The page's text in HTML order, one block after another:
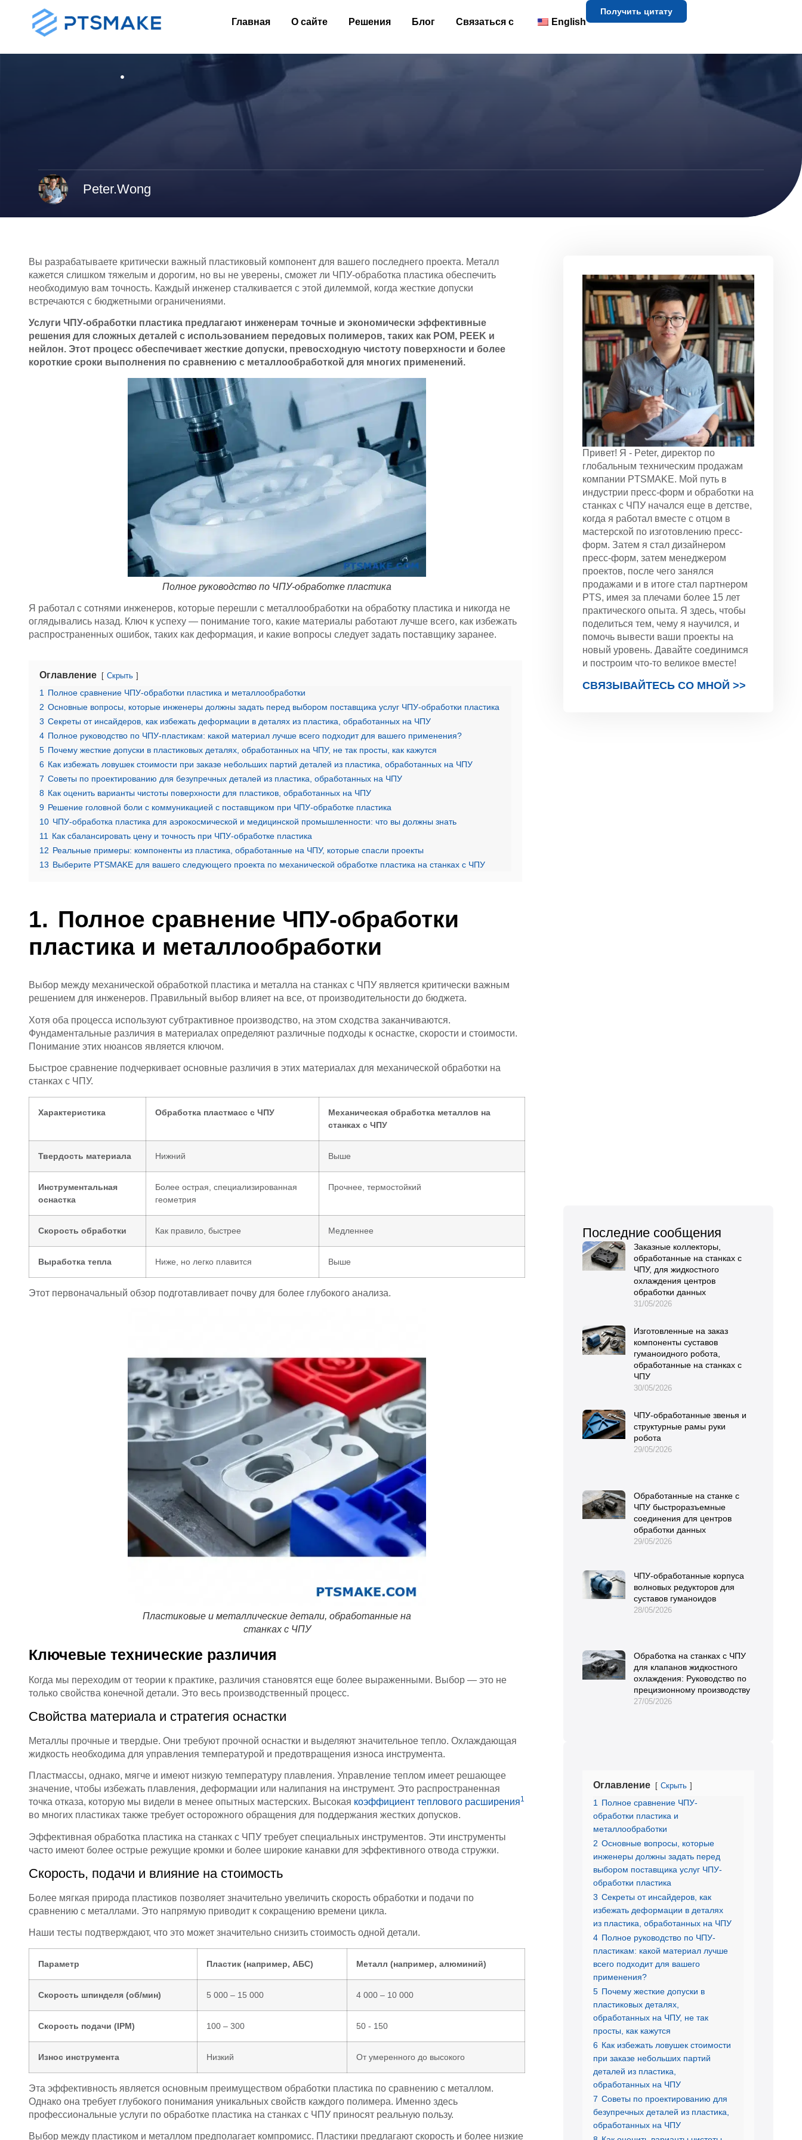
Главная О сайте Решения Блог Связаться с English
Получить цитату
Peter.Wong
Вы разрабатываете критически важный пластиковый компонент для вашего последнего проекта. Металл
кажется слишком тяжелым и дорогим, но вы не уверены, сможет ли ЧПУ-обработка пластика обеспечить
необходимую вам точность. Каждый инженер сталкивается с этой дилеммой, когда жесткие допуски
встречаются с бюджетными ограничениями.
Услуги ЧПУ-обработки пластика предлагают инженерам точные и экономически эффективные
решения для сложных деталей с использованием передовых полимеров, таких как POM, PEEK и
нейлон. Этот процесс обеспечивает жесткие допуски, превосходную чистоту поверхности и более
короткие сроки выполнения по сравнению с металлообработкой для многих применений.
Полное руководство по ЧПУ-обработке пластика
Я работал с сотнями инженеров, которые перешли с металлообработки на обработку пластика и никогда не
оглядывались назад. Ключ к успеху — понимание того, какие материалы работают лучше всего, как избежать
распространенных ошибок, таких как деформация, и какие вопросы следует задать поставщику заранее.
Оглавление Скрыть
1 Полное сравнение ЧПУ-обработки пластика и металлообработки
2 Основные вопросы, которые инженеры должны задать перед выбором поставщика услуг ЧПУ-обработки пластика
3 Секреты от инсайдеров, как избежать деформации в деталях из пластика, обработанных на ЧПУ
4 Полное руководство по ЧПУ-пластикам: какой материал лучше всего подходит для вашего применения?
5 Почему жесткие допуски в пластиковых деталях, обработанных на ЧПУ, не так просты, как кажутся
6 Как избежать ловушек стоимости при заказе небольших партий деталей из пластика, обработанных на ЧПУ
7 Советы по проектированию для безупречных деталей из пластика, обработанных на ЧПУ
8 Как оценить варианты чистоты поверхности для пластиков, обработанных на ЧПУ
9 Решение головной боли с коммуникацией с поставщиком при ЧПУ-обработке пластика
10 ЧПУ-обработка пластика для аэрокосмической и медицинской промышленности: что вы должны знать
11 Как сбалансировать цену и точность при ЧПУ-обработке пластика
12 Реальные примеры: компоненты из пластика, обработанные на ЧПУ, которые спасли проекты
13 Выберите PTSMAKE для вашего следующего проекта по механической обработке пластика на станках с ЧПУ
Полное сравнение ЧПУ-обработки
пластика и металлообработки
Выбор между механической обработкой пластика и металла на станках с ЧПУ является критически важным
решением для инженеров. Правильный выбор влияет на все, от производительности до бюджета.
Хотя оба процесса используют субтрактивное производство, на этом сходства заканчиваются.
Фундаментальные различия в материалах определяют различные подходы к оснастке, скорости и стоимости.
Понимание этих нюансов является ключом.
Быстрое сравнение подчеркивает основные различия в этих материалах для механической обработки на
станках с ЧПУ.
Характеристика Обработка пластмасс с ЧПУ
Механическая обработка металлов на
станках с ЧПУ
Твердость материала Нижний Выше
Инструментальная
оснастка
Более острая, специализированная
геометрия
Прочнее, термостойкий
Скорость обработки Как правило, быстрее Медленнее
Выработка тепла Ниже, но легко плавится Выше
Этот первоначальный обзор подготавливает почву для более глубокого анализа.
Пластиковые и металлические детали, обработанные на
станках с ЧПУ
Ключевые технические различия
Когда мы переходим от теории к практике, различия становятся еще более выраженными. Выбор — это не
только свойства конечной детали. Это весь производственный процесс.
Свойства материала и стратегия оснастки
Металлы прочные и твердые. Они требуют прочной оснастки и выделяют значительное тепло. Охлаждающая
жидкость необходима для управления температурой и предотвращения износа инструмента.
Пластмассы, однако, мягче и имеют низкую температуру плавления. Управление теплом имеет решающее
значение, чтобы избежать плавления, деформации или налипания на инструмент. Это распространенная
точка отказа, которую мы видели в менее опытных мастерских. Высокая коэффициент теплового расширения1
во многих пластиках также требует осторожного обращения для поддержания жестких допусков.
Эффективная обработка пластика на станках с ЧПУ требует специальных инструментов. Эти инструменты
часто имеют более острые режущие кромки и более широкие канавки для эффективного отвода стружки.
Скорость, подачи и влияние на стоимость
Более мягкая природа пластиков позволяет значительно увеличить скорость обработки и подачи по
сравнению с металлами. Это напрямую приводит к сокращению времени цикла.
Наши тесты подтверждают, что это может значительно снизить стоимость одной детали.
Параметр Пластик (например, АБС) Металл (например, алюминий)
Скорость шпинделя (об/мин) 5 000 – 15 000 4 000 – 10 000
Скорость подачи (IPM) 100 – 300 50 - 150
Износ инструмента Низкий От умеренного до высокого
Эта эффективность является основным преимуществом обработки пластика по сравнению с металлом.
Однако она требует глубокого понимания уникальных свойств каждого полимера. Именно здесь
профессиональные услуги по обработке пластика на станках с ЧПУ приносят реальную пользу.
Выбор между пластиком и металлом предполагает компромисс. Пластики предлагают скорость и более низкие
Привет! Я - Peter, директор по
глобальным техническим продажам
компании PTSMAKE. Мой путь в
индустрии пресс-форм и обработки на
станках с ЧПУ начался еще в детстве,
когда я работал вместе с отцом в
мастерской по изготовлению пресс-
форм. Затем я стал дизайнером
пресс-форм, затем менеджером
проектов, после чего занялся
продажами и в итоге стал партнером
PTS, имея за плечами более 15 лет
практического опыта. Я здесь, чтобы
поделиться тем, чему я научился, и
помочь вывести ваши проекты на
новый уровень. Давайте соединимся
и построим что-то великое вместе!
СВЯЗЫВАЙТЕСЬ СО МНОЙ >>
Последние сообщения
Заказные коллекторы,
обработанные на станках с
ЧПУ, для жидкостного
охлаждения центров
обработки данных
31/05/2026
Изготовленные на заказ
компоненты суставов
гуманоидного робота,
обработанные на станках с
ЧПУ
30/05/2026
ЧПУ-обработанные звенья и
структурные рамы руки
робота
29/05/2026
Обработанные на станке с
ЧПУ быстроразъемные
соединения для центров
обработки данных
29/05/2026
ЧПУ-обработанные корпуса
волновых редукторов для
суставов гуманоидов
28/05/2026
Обработка на станках с ЧПУ
для клапанов жидкостного
охлаждения: Руководство по
прецизионному производству
27/05/2026
Оглавление Скрыть
1
Полное сравнение ЧПУ-
обработки пластика и
металлообработки
2 Основные вопросы, которые
инженеры должны задать перед
выбором поставщика услуг ЧПУ-
обработки пластика
3 Секреты от инсайдеров, как
избежать деформации в деталях
из пластика, обработанных на ЧПУ
4 Полное руководство по ЧПУ-
пластикам: какой материал лучше
всего подходит для вашего
применения?
5 Почему жесткие допуски в
пластиковых деталях,
обработанных на ЧПУ, не так
просты, как кажутся
6 Как избежать ловушек стоимости
при заказе небольших партий
деталей из пластика,
обработанных на ЧПУ
7 Советы по проектированию для
безупречных деталей из пластика,
обработанных на ЧПУ